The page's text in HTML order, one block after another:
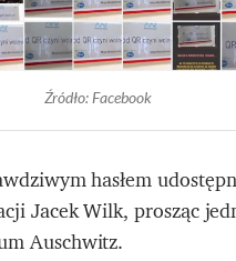
Źródło: Facebook
hasłem
Jacek Wilk, prosząc
Auschwitz.